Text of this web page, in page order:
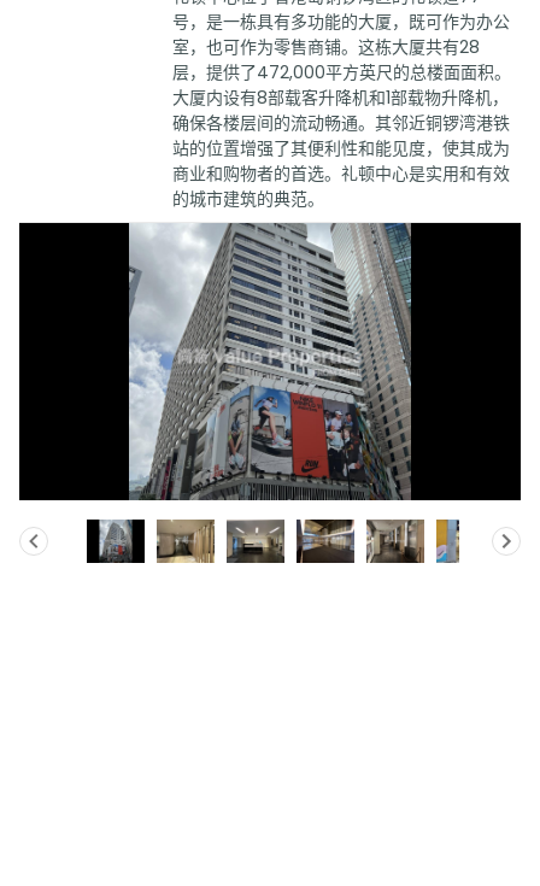
号，是一栋具有多功能的大厦，既可作为办公
室，也可作为零售商铺。这栋大厦共有28
层，提供了472,000平方英尺的总楼面面积。
大厦内设有8部载客升降机和1部载物升降机，
确保各楼层间的流动畅通。其邻近铜锣湾港铁
站的位置增强了其便利性和能见度，使其成为
商业和购物者的首选。礼顿中心是实用和有效
的城市建筑的典范。